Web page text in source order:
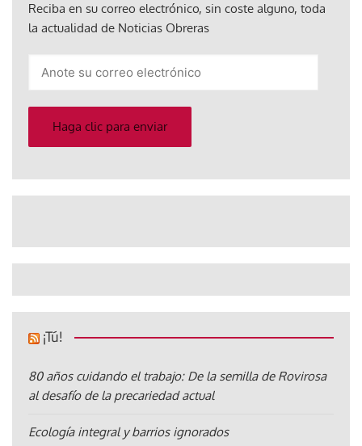
Reciba en su correo electrónico, sin coste alguno, toda
la actualidad de Noticias Obreras
electrónico
Haga clic para enviar
¡Tú!
80 años cuidando el trabajo: De la semilla de Rovirosa
al desafío de la precariedad actual
Ecología integral y barrios ignorados